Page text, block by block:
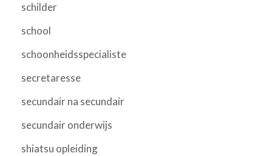
schilder
school
schoonheidsspecialiste
secretaresse
secundair na secundair
secundair onderwijs
shiatsu opleiding